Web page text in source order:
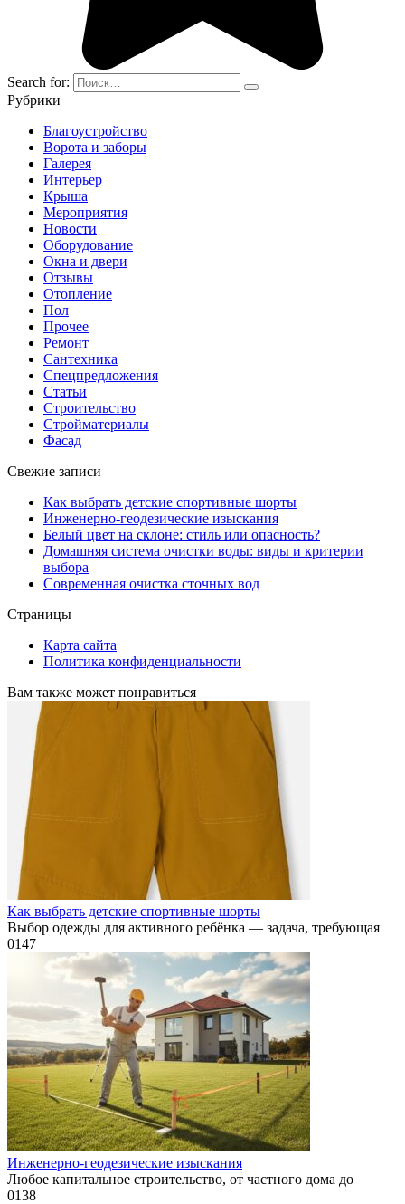
Search for:
Рубрики
Благоустройство
Ворота и заборы
Галерея
Интерьер
Крыша
Мероприятия
Новости
Оборудование
Окна и двери
Отзывы
Отопление
Пол
Прочее
Ремонт
Сантехника
Спецпредложения
Статьи
Строительство
Стройматериалы
Фасад
Свежие записи
Как выбрать детские спортивные шорты
Инженерно-геодезические изыскания
Белый цвет на склоне: стиль или опасность?
Домашняя система очистки воды: виды и критерии
выбора
Современная очистка сточных вод
Страницы
Карта сайта
Политика конфиденциальности
Вам также может понравиться
Как выбрать детские спортивные шорты
Выбор одежды для активного ребёнка — задача, требующая
0147
Инженерно-геодезические изыскания
Любое капитальное строительство, от частного дома до
0138